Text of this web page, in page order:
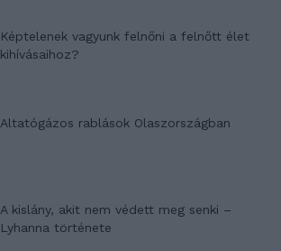
Képtelenek vagyunk felnőni a felnőtt élet
kihívásaihoz?
Altatógázos rablások Olaszországban
A kislány, akit nem védett meg senki –
Lyhanna története